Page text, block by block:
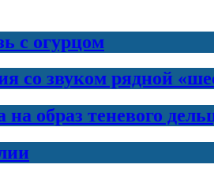
с огурцом
со звуком рядной
образ теневого